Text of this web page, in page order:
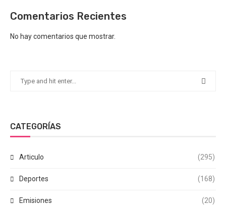
Comentarios Recientes
No hay comentarios que mostrar.
CATEGORÍAS
Articulo (295)
Deportes (168)
Emisiones (20)